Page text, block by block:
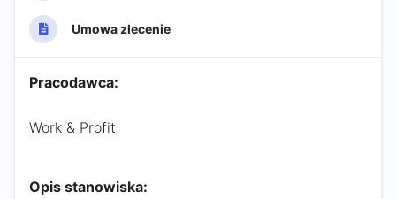
Umowa zlecenie
Pracodawca:
Work & Profit
Opis stanowiska: